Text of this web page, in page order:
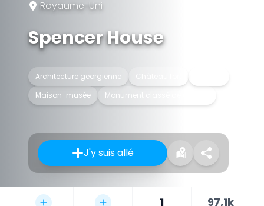
Royaume-Uni
Spencer House
Architecture georgienne
Maison-musée
Monument classé de Grade I
J'y suis allé
1 97,1k